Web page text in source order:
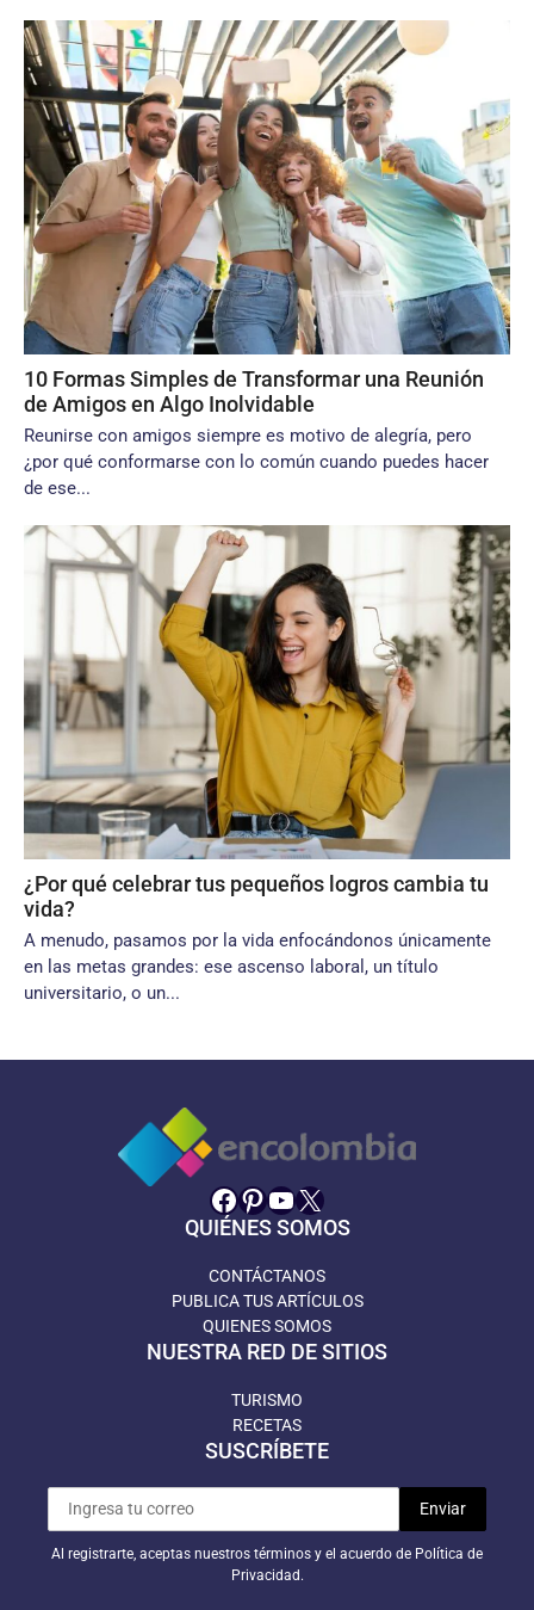
10 Formas Simples de Transformar una Reunión
de Amigos en Algo Inolvidable
Reunirse con amigos siempre es motivo de alegría, pero
¿por qué conformarse con lo común cuando puedes hacer
de ese...
¿Por qué celebrar tus pequeños logros cambia tu
vida?
A menudo, pasamos por la vida enfocándonos únicamente
en las metas grandes: ese ascenso laboral, un título
universitario, o un...
Facebook
Pinterest
YouTube
X
QUIÉNES SOMOS
CONTÁCTANOS
PUBLICA TUS ARTÍCULOS
QUIENES SOMOS
NUESTRA RED DE SITIOS
TURISMO
RECETAS
SUSCRÍBETE
Al registrarte, aceptas nuestros términos y el acuerdo de Política de
Privacidad.